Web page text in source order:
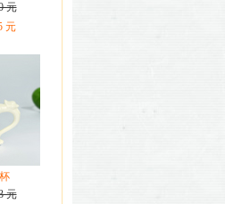
元
元
元